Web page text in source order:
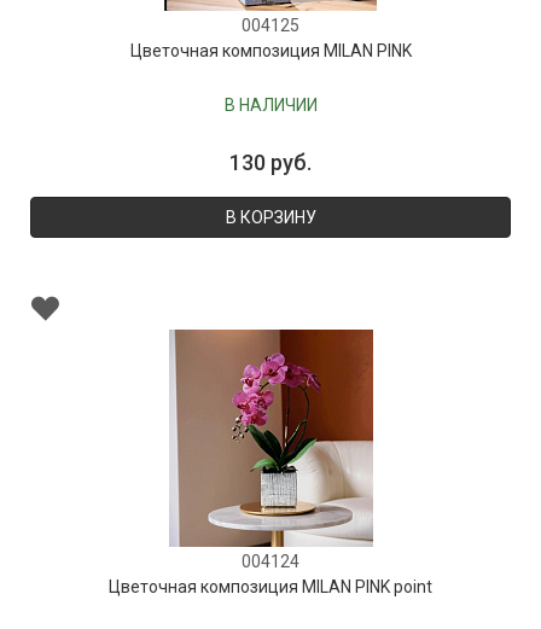
004125
Цветочная композиция MILAN PINK
В НАЛИЧИИ
130 руб.
В КОРЗИНУ
004124
Цветочная композиция MILAN PINK point